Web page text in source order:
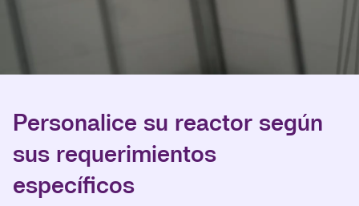
Personalice su reactor según
sus requerimientos
específicos